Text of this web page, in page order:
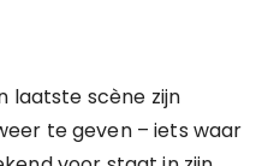
laatste scène zijn
te geven – iets waar